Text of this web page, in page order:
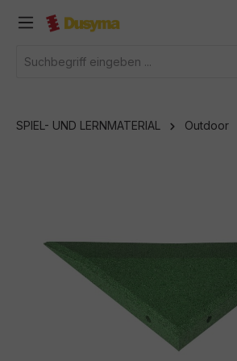
springen
SPIEL- UND LERNMATERIAL Outdoor